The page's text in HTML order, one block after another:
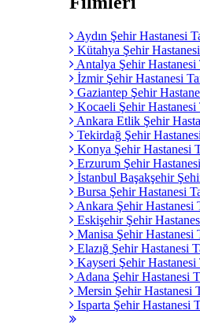
Aydın Şehir Hastanesi
Kütahya Şehir
Antalya Şehir Hastanesi
İzmir Şehir Hastanesi
Gaziantep Şehir
Kocaeli Şehir Hastanesi
Ankara Etlik Şehir
Tekirdağ Şehir
Konya Şehir Hastanesi
Erzurum Şehir
İstanbul Başakşehir
Bursa Şehir Hastanesi
Ankara Şehir Hastanesi
Eskişehir Şehir
Manisa Şehir Hastanesi
Elazığ Şehir Hastanesi
Kayseri Şehir Hastanesi
Adana Şehir Hastanesi
Mersin Şehir Hastanesi
Isparta Şehir Hastanesi